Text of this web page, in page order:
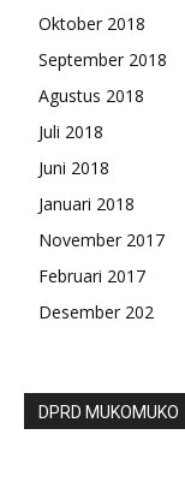
Oktober 2018
September 2018
Agustus 2018
Juli 2018
Juni 2018
Januari 2018
November 2017
Februari 2017
Desember 202
DPRD MUKOMUKO